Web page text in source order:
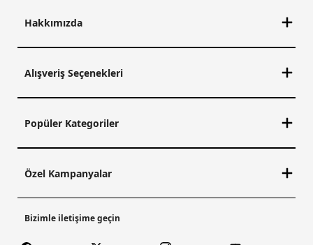
Hakkımızda
Alışveriş Seçenekleri
Popüler Kategoriler
Özel Kampanyalar
Bizimle iletişime geçin